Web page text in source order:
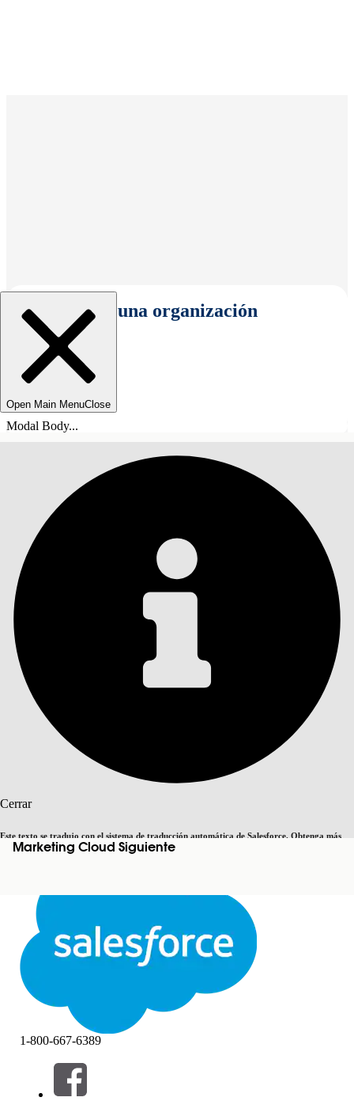
Seleccionar una organización
Open Main MenuClose
Modal Body...
Cerrar
Este texto se tradujo con el sistema de traducción automática de Salesforce. Obtenga más
detalles aquí. Cambiar a inglés Ahora no
Cerrar Cerrar
Marketing Cloud Siguiente
Índice de materias
ÍNDICE DE MATERIAS
Buscar
Filtrar por (0)
SELECCIONAR FILTROS
1-800-667-6389